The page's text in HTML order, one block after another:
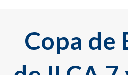
Copa de